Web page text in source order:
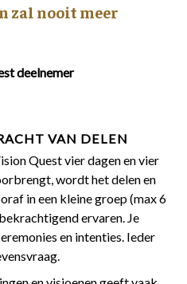
zal nooit meer
deelnemer
VAN DELEN
Quest vier dagen en vier
wordt het delen en
in een kleine groep (max 6
ervaren. Je
en intenties. Ieder